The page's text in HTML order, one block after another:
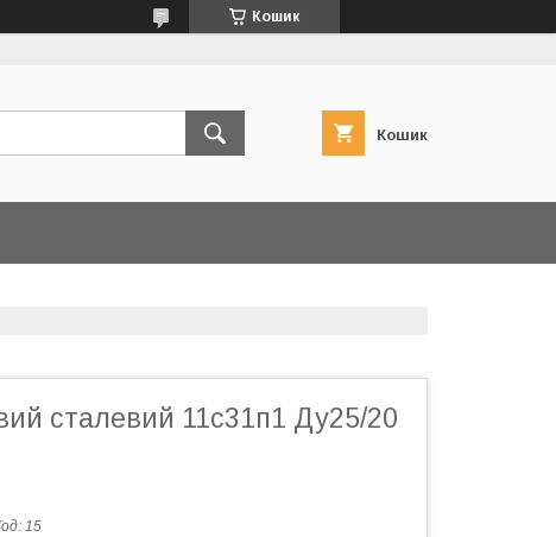
Кошик
Кошик
сталевий 11с31п1 Ду25/20
15